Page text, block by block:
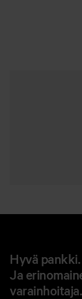
Hyvä pankki.
Ja
varainhoitaja.